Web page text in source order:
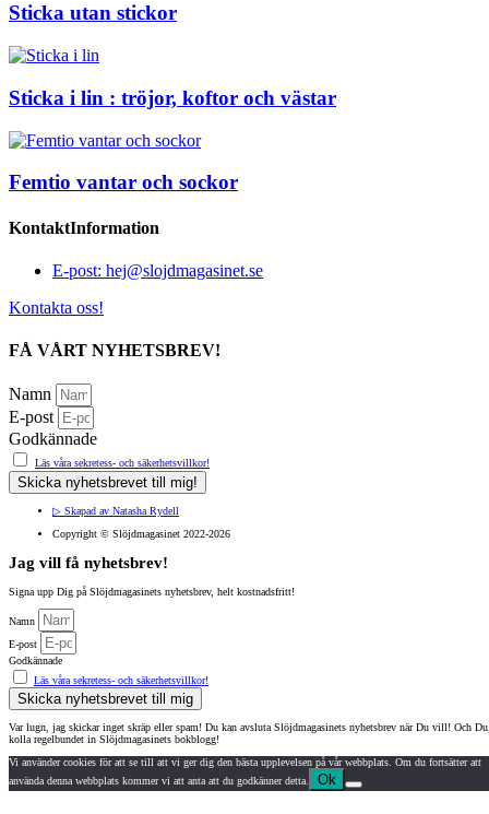
Sticka utan stickor
Sticka i lin : tröjor, koftor och västar
Femtio vantar och sockor
KontaktInformation
E-post: hej@slojdmagasinet.se
Kontakta oss!
FÅ VÅRT NYHETSBREV!
Namn
E-post
Godkännade
Läs våra sekretess- och säkerhetsvillkor!
Skicka nyhetsbrevet till mig!
▷ Skapad av Natasha Rydell
Copyright ©️ Slöjdmagasinet 2022-2026
Jag vill få nyhetsbrev!
Signa upp Dig på Slöjdmagasinets nyhetsbrev, helt kostnadsfritt!
Namn
E-post
Godkännade
Läs våra sekretess- och säkerhetsvillkor!
Skicka nyhetsbrevet till mig
Var lugn, jag skickar inget skräp eller spam! Du kan avsluta Slöjdmagasinets nyhetsbrev när Du vill! Och
kolla regelbundet in Slöjdmagasinets bokblogg!
Vi använder cookies för att se till att vi ger dig den bästa upplevelsen på vår webbplats. Om du fortsätter att
använda denna webbplats kommer vi att anta att du godkänner detta.
Ok